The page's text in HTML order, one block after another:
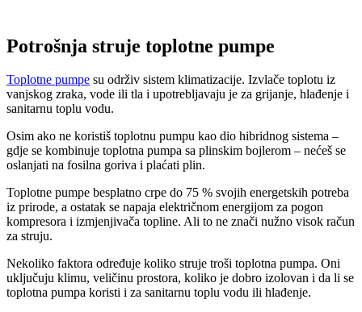
Potrošnja struje toplotne pumpe
Toplotne pumpe su održiv sistem klimatizacije. Izvlače toplotu iz
vanjskog zraka, vode ili tla i upotrebljavaju je za grijanje, hlađenje i
sanitarnu toplu vodu.
Osim ako ne koristiš toplotnu pumpu kao dio hibridnog sistema –
gdje se kombinuje toplotna pumpa sa plinskim bojlerom – nećeš se
oslanjati na fosilna goriva i plaćati plin.
Toplotne pumpe besplatno crpe do 75 % svojih energetskih potreba
iz prirode, a ostatak se napaja električnom energijom za pogon
kompresora i izmjenjivača topline. Ali to ne znači nužno visok račun
za struju.
Nekoliko faktora određuje koliko struje troši toplotna pumpa. Oni
uključuju klimu, veličinu prostora, koliko je dobro izolovan i da li se
toplotna pumpa koristi i za sanitarnu toplu vodu ili hlađenje.